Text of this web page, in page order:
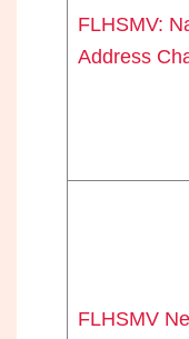
FLHSMV:
Address
FLHSMV